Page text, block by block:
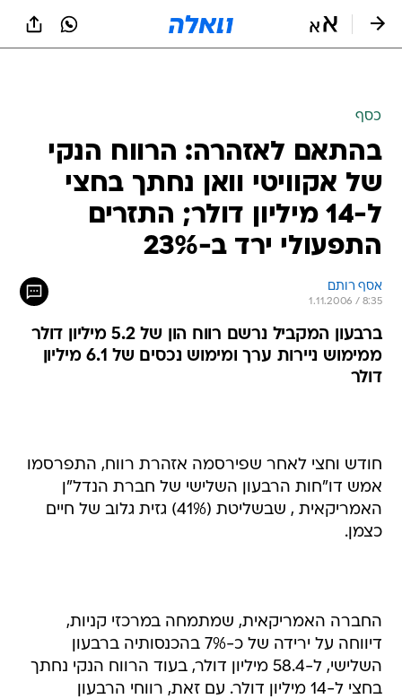
כסף
בהתאם לאזהרה: הרווח הנקי
של אקוויטי וואן נחתך בחצי
ל-14 מיליון דולר; התזרים
התפעולי ירד ב-23%
אסף רותם
1.11.2006 / 8:35
ברבעון המקביל נרשם רווח הון של 5.2 מיליון דולר
ממימוש ניירות ערך ומימוש נכסים של 6.1 מיליון
דולר
חודש וחצי לאחר שפירסמה אזהרת רווח, התפרסמו
אמש דו"חות הרבעון השלישי של חברת הנדל"ן
האמריקאית , שבשליטת (41%) גזית גלוב של חיים
כצמן.
החברה האמריקאית, שמתמחה במרכזי קניות,
דיווחה על ירידה של כ-7% בהכנסותיה ברבעון
השלישי, ל-58.4 מיליון דולר, בעוד הרווח הנקי נחתך
בחצי ל-14 מיליון דולר. עם זאת, רווחי הרבעון